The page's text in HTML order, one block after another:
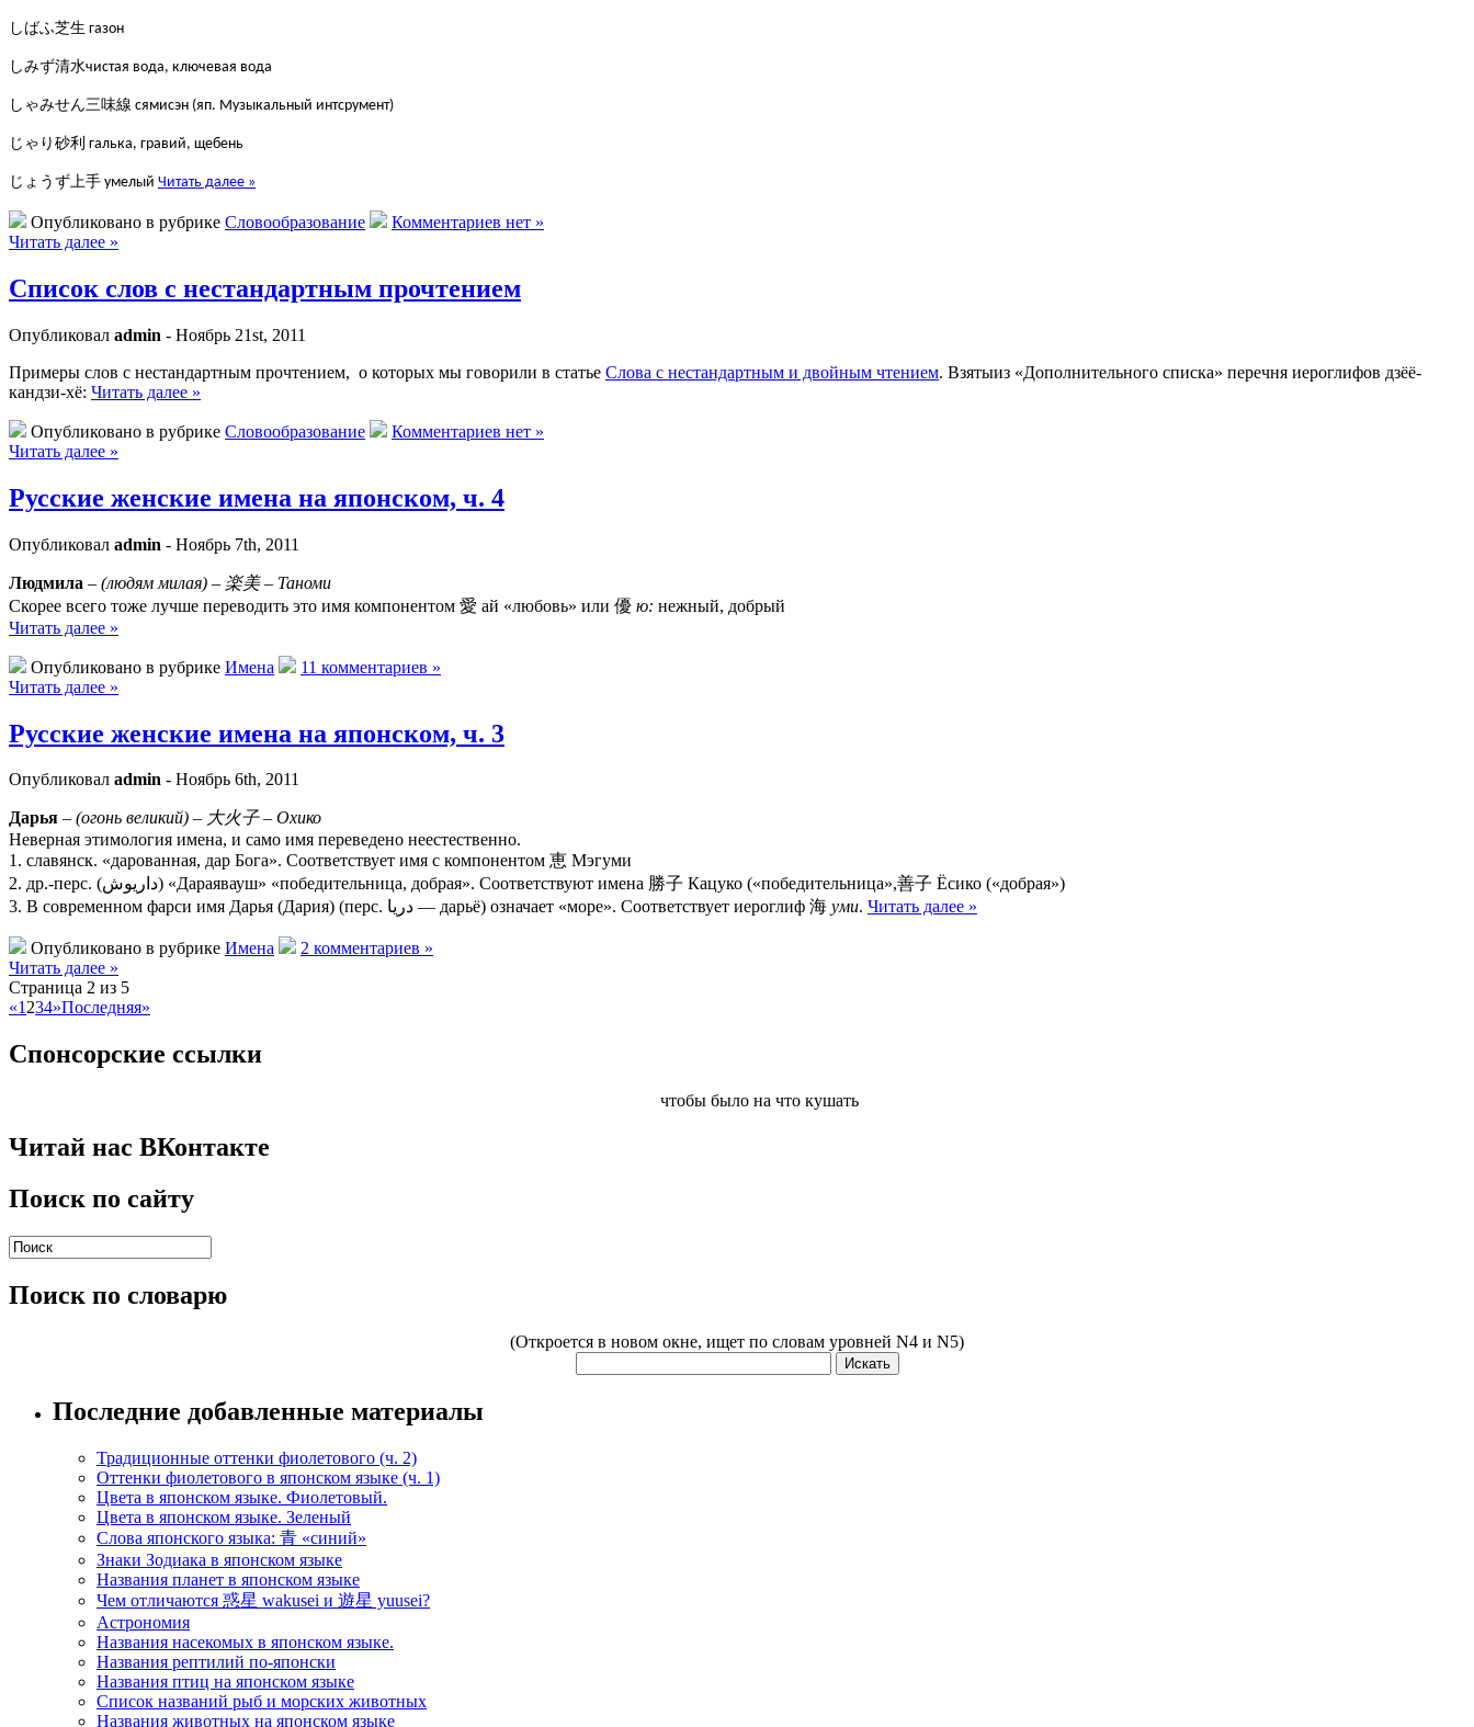
しばふ芝生 газон
しみず清水чистая вода, ключевая вода
しゃみせん三味線 сямисэн (яп. Музыкальный интсрумент)
じゃり 砂利 галька, гравий, щебень
じょうず 上手 умелый Читать далее »
Опубликовано в рубрике Словообразование
Комментариев нет »
Читать далее »
Список слов с нестандартным прочтением
Опубликовал admin - Ноябрь 21st, 2011
Примеры слов с нестандартным прочтением, о которых мы говорили в статье Слова с нестандартным и двойным чтением. Взятыиз «Дополнительного списка» перечня иероглифов дзёё-
кандзи-хё: Читать далее »
Опубликовано в рубрике Словообразование
Комментариев нет »
Читать далее »
Русские женские имена на японском, ч. 4
Опубликовал admin - Ноябрь 7th, 2011
Людмила – (людям милая) – 楽美 – Таноми
Скорее всего тоже лучше переводить это имя компонентом 愛 ай «любовь» или 優 ю: нежный, добрый
Читать далее »
Опубликовано в рубрике Имена
11 комментариев »
Читать далее »
Русские женские имена на японском, ч. 3
Опубликовал admin - Ноябрь 6th, 2011
Дарья – (огонь великий) – 大火子 – Охико
Неверная этимология имена, и само имя переведено неестественно.
1. славянск. «дарованная, дар Бога». Соответствует имя с компонентом 恵 Мэгуми
2. др.-перс. (داریوش) «Дараявауш» «победительница, добрая». Соответствуют имена 勝子 Кацуко («победительница»,善子 Ёсико («добрая»)
3. В современном фарси имя Дарья (Дария) (перс. دریا — дарьё) означает «море». Соответствует иероглиф 海 уми. Читать далее »
Опубликовано в рубрике Имена
2 комментариев »
Читать далее »
Страница 2 из 5
«1234»Последняя»
Спонсорские ссылки
чтобы было на что кушать
Читай нас ВКонтакте
Поиск по сайту
Поиск по словарю
(Откроется в новом окне, ищет по словам уровней N4 и N5)
Последние добавленные материалы
Традиционные оттенки фиолетового (ч. 2)
Оттенки фиолетового в японском языке (ч. 1)
Цвета в японском языке. Фиолетовый.
Цвета в японском языке. Зеленый
Слова японского языка: 青 «синий»
Знаки Зодиака в японском языке
Названия планет в японском языке
Чем отличаются 惑星 wakusei и 遊星 yuusei?
Астрономия
Названия насекомых в японском языке.
Названия рептилий по-японски
Названия птиц на японском языке
Список названий рыб и морских животных
Названия животных на японском языке